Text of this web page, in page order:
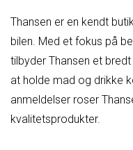
Thansen er en kendt
bilen. Med et fokus på
tilbyder Thansen et
at holde mad og drikke
anmeldelser roser
kvalitetsprodukter.